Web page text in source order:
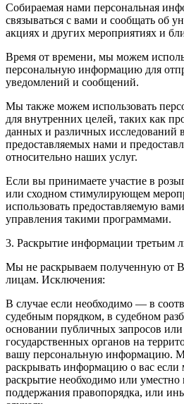
Собираемая нами персональная
связываться с вами и сообщать об
акциях и других мероприятиях и
Время от времени, мы можем
персональную информацию для
уведомлений и сообщений.
Мы также можем использовать
для внутренних целей, таких как
данных и различных исследований
предоставляемых нами и
относительно наших услуг.
Если вы принимаете участие в
или сходном стимулирующем
использовать предоставляемую
управления такими программами.
3. Раскрытие информации третьим
Мы не раскрываем полученную от
лицам. Исключения:
В случае если необходимо — в
судебным порядком, в судебном
основании публичных запросов или
государственных органов на
вашу персональную информацию.
раскрывать информацию о вас если
раскрытие необходимо или уместно
поддержания правопорядка, или